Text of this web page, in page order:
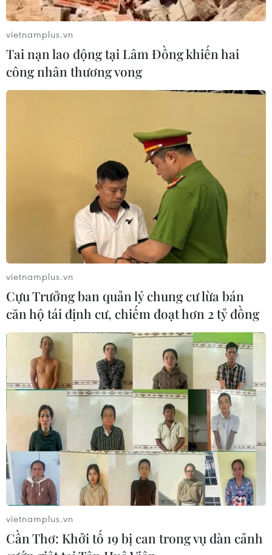
#U19 Việt Nam #Mỹ Đình
#Khán đài
#Giải U19 Đông Nam Á 2014 - Cúp Nutifood
Nhật Bản
Theo dõi VietnamPlus
U19 Việt Nam
Kết quả U19 Đông Nam Á 2024: U19 Việt Nam
chính thức bị loại
Kết quả U19 Đông Nam Á 2024: Việt Nam thua
đậm 2-6 trước Australia
Xem trực tiếp U19 Việt Nam-U19 Australia trên
kênh nào, ở đâu?
U19 Đông Nam Á 2024: U19 Việt Nam buộc
phải đánh bại Australia
U19 Việt Nam nhận được sự ủng hộ từ nhiều cổ
vietnamplus.vn
Tai nạn lao động tại Lâm Đồng khiến hai
công nhân thương vong
vietnamplus.vn
Cựu Trưởng ban quản lý chung cư lừa bán
căn hộ tái định cư, chiếm đoạt hơn 2 tỷ đồng
vietnamplus.vn
Cần Thơ: Khởi tố 19 bị can trong vụ dàn cảnh